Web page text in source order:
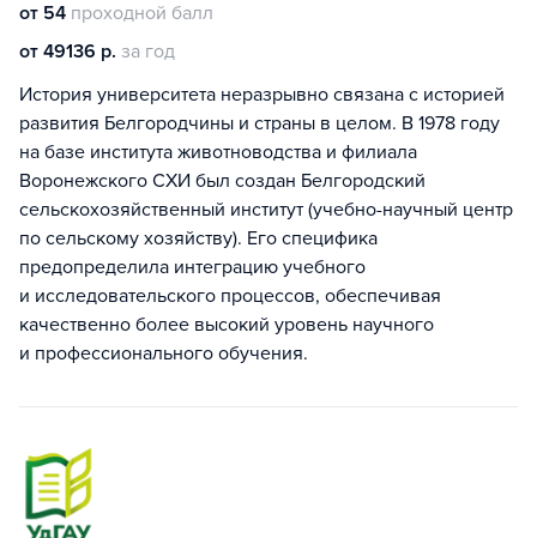
от 54 проходной балл
от 49136 р. за год
История университета неразрывно связана с историей
развития Белгородчины и страны в целом. В 1978 году
на базе института животноводства и филиала
Воронежского СХИ был создан Белгородский
сельскохозяйственный институт (учебно-научный центр
по сельскому хозяйству). Его специфика
предопределила интеграцию учебного
и исследовательского процессов, обеспечивая
качественно более высокий уровень научного
и профессионального обучения.